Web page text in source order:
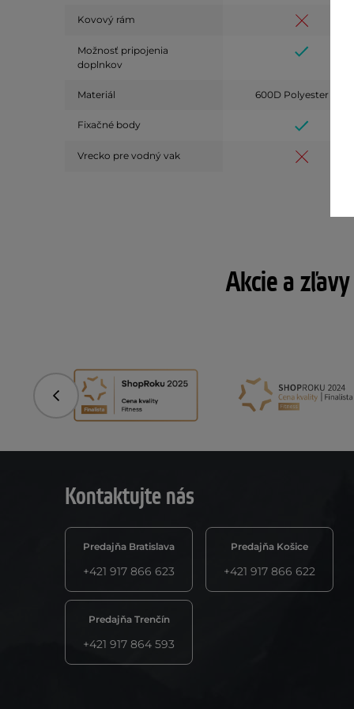
Kovový rám
Možnosť pripojenia
doplnkov
Materiál 600D Polyester
Fixačné body
Vrecko pre vodný vak
Akcie a
Predchádzajúci
Kontaktujte nás
Predajňa Bratislava
+421 917 866 623
Predajňa Košice
+421 917 866 622
Predajňa Trenčín
+421 917 864 593